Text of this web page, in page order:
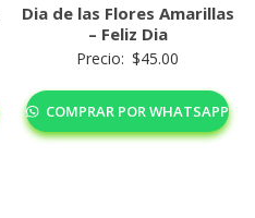
Dia de las Flores Amarillas
– Feliz Dia
Precio: $45.00
COMPRAR POR WHATSAPP